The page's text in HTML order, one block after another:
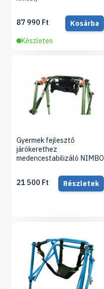
87 990 Ft
Kosárba
Készleten
Gyermek fejlesztő
járókerethez
medencestabilizáló NIMBO
21 500 Ft Részletek